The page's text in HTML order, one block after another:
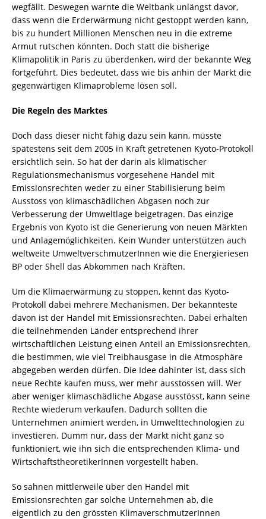
wegfällt. Deswegen warnte die Weltbank unlängst davor,
dass wenn die Erderwärmung nicht gestoppt werden kann,
bis zu hundert Millionen Menschen neu in die extreme
Armut rutschen könnten. Doch statt die bisherige
Klimapolitik in Paris zu überdenken, wird der bekannte Weg
fortgeführt. Dies bedeutet, dass wie bis anhin der Markt die
gegenwärtigen Klimaprobleme lösen soll.
Die Regeln des Marktes
Doch dass dieser nicht fähig dazu sein kann, müsste
spätestens seit dem 2005 in Kraft getretenen Kyoto-Protokoll
ersichtlich sein. So hat der darin als klimatischer
Regulationsmechanismus vorgesehene Handel mit
Emissionsrechten weder zu einer Stabilisierung beim
Ausstoss von klimaschädlichen Abgasen noch zur
Verbesserung der Umweltlage beigetragen. Das einzige
Ergebnis von Kyoto ist die Generierung von neuen Märkten
und Anlagemöglichkeiten. Kein Wunder unterstützen auch
weltweite UmweltverschmutzerInnen wie die Energieriesen
BP oder Shell das Abkommen nach Kräften.
Um die Klimaerwärmung zu stoppen, kennt das Kyoto-
Protokoll dabei mehrere Mechanismen. Der bekannteste
davon ist der Handel mit Emissionsrechten. Dabei erhalten
die teilnehmenden Länder entsprechend ihrer
wirtschaftlichen Leistung einen Anteil an Emissionsrechten,
die bestimmen, wie viel Treibhausgase in die Atmosphäre
abgegeben werden dürfen. Die Idee dahinter ist, dass sich
neue Rechte kaufen muss, wer mehr ausstossen will. Wer
aber weniger klimaschädliche Abgase ausstösst, kann seine
Rechte wiederum verkaufen. Dadurch sollten die
Unternehmen animiert werden, in Umwelttechnologien zu
investieren. Dumm nur, dass der Markt nicht ganz so
funktioniert, wie ihn sich die entsprechenden Klima- und
WirtschaftstheoretikerInnen vorgestellt haben.
So sahnen mittlerweile über den Handel mit
Emissionsrechten gar solche Unternehmen ab, die
eigentlich zu den grössten KlimaverschmutzerInnen